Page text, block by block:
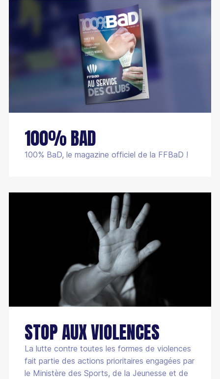
100% BAD
100% BaD, le magazine officiel de la FFBaD !
STOP AUX VIOLENCES
La lutte contre toutes les formes de violences
fait partie des actions prioritaires engagées par
le Ministère des Sports, de la Jeunesse et de